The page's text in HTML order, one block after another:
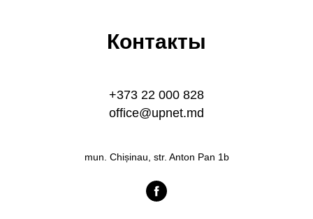
Контакты
+373 22 000 828
office@upnet.md
mun. Chișinau, str. Anton Pan 1b